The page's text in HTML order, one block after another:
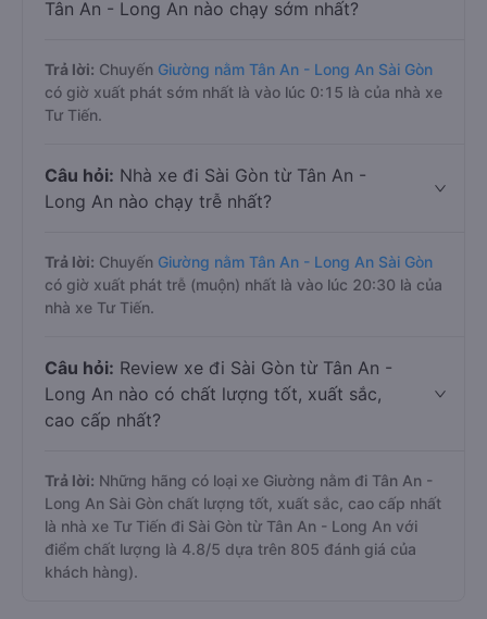
Tân An - Long An nào chạy sớm nhất?
Trả lời: Chuyến Giường nằm Tân An - Long An Sài Gòn
có giờ xuất phát sớm nhất là vào lúc 0:15 là của nhà xe
Tư Tiến.
Câu hỏi: Nhà xe đi Sài Gòn từ Tân An -
Long An nào chạy trễ nhất?
Trả lời: Chuyến Giường nằm Tân An - Long An Sài Gòn
có giờ xuất phát trễ (muộn) nhất là vào lúc 20:30 là của
nhà xe Tư Tiến.
Câu hỏi: Review xe đi Sài Gòn từ Tân An -
Long An nào có chất lượng tốt, xuất sắc,
cao cấp nhất?
Trả lời: Những hãng có loại xe Giường nằm đi Tân An -
Long An Sài Gòn chất lượng tốt, xuất sắc, cao cấp nhất
là nhà xe Tư Tiến đi Sài Gòn từ Tân An - Long An với
điểm chất lượng là 4.8/5 dựa trên 805 đánh giá của
khách hàng).